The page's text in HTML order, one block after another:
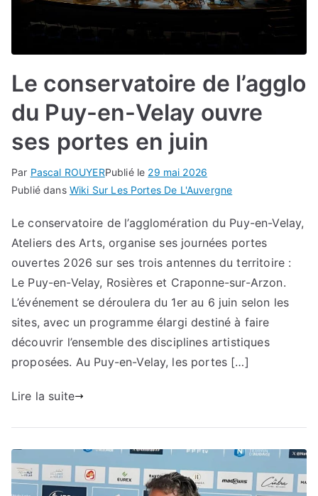
Le conservatoire de l’agglo
du Puy-en-Velay ouvre
ses portes en juin
Par Pascal ROUYERPublié le 29 mai 2026
Publié dans Wiki Sur Les Portes De L'Auvergne
Le conservatoire de l’agglomération du Puy-en-Velay,
Ateliers des Arts, organise ses journées portes
ouvertes 2026 sur ses trois antennes du territoire :
Le Puy-en-Velay, Rosières et Craponne-sur-Arzon.
L’événement se déroulera du 1er au 6 juin selon les
sites, avec un programme élargi destiné à faire
découvrir l’ensemble des disciplines artistiques
proposées. Au Puy-en-Velay, les portes […]
Lire la suite